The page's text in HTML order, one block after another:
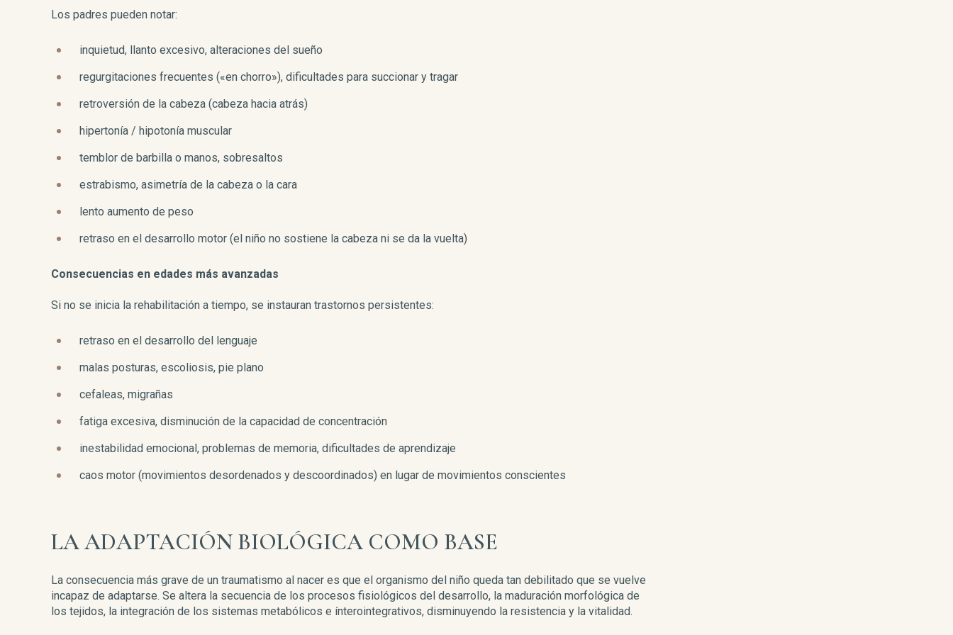
Los padres pueden notar:
inquietud, llanto excesivo, alteraciones del sueño
regurgitaciones frecuentes («en chorro»), dificultades para succionar y tragar
retroversión de la cabeza (cabeza hacia atrás)
hipertonía / hipotonía muscular
temblor de barbilla o manos, sobresaltos
estrabismo, asimetría de la cabeza o la cara
lento aumento de peso
retraso en el desarrollo motor (el niño no sostiene la cabeza ni se da la vuelta)
Consecuencias en edades más avanzadas
Si no se inicia la rehabilitación a tiempo, se instauran trastornos persistentes:
retraso en el desarrollo del lenguaje
malas posturas, escoliosis, pie plano
cefaleas, migrañas
fatiga excesiva, disminución de la capacidad de concentración
inestabilidad emocional, problemas de memoria, dificultades de aprendizaje
caos motor (movimientos desordenados y descoordinados) en lugar de movimientos conscientes
LA ADAPTACIÓN BIOLÓGICA COMO BASE
La consecuencia más grave de un traumatismo al nacer es que el organismo del niño queda tan debilitado que se vuelve
incapaz de adaptarse. Se altera la secuencia de los procesos fisiológicos del desarrollo, la maduración morfológica de
los tejidos, la integración de los sistemas metabólicos e ínterointegrativos, disminuyendo la resistencia y la vitalidad.